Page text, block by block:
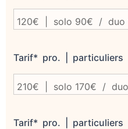
Tarif* pro. | particuliers
Tarif* pro. | particuliers